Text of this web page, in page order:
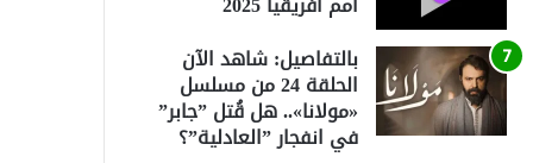
بالتفاصيل: شاهد الآن
الحلقة 24 من مسلسل
«مولانا».. هل قُتل ”جابر”
في انفجار ”العادلية”؟